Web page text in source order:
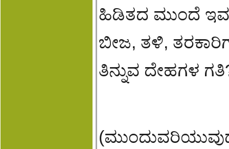
ಹಿಡಿತದ ಮುಂದೆ
ಬೀಜ, ತಳಿ,
ತಿನ್ನುವ ದೇಹಗಳ